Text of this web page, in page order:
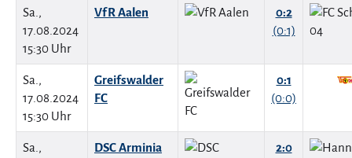
Sa.,
17.08.2024
15:30 Uhr
VfR Aalen
0:2
(0:1)
Sa.,
17.08.2024
15:30 Uhr
Greifswalder
FC
0:1
(0:0)
Sa.,
DSC Arminia
2:0